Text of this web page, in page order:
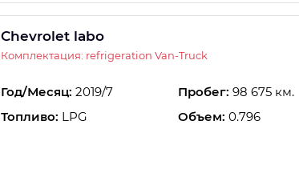
Chevrolet labo
Комплектация: refrigeration Van-Truck
Год/Месяц: 2019/7 Пробег: 98 675 км.
Топливо: LPG Объем: 0.796